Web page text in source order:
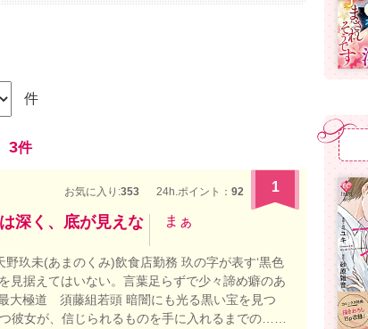
件
3件
お気に入り:353 24h.ポイント： 92 1
深く、底が見えな
まぁ
野玖未(あまのくみ)飲食店勤務 玖の字が表す‘黒色
見据えてはいない。言葉足らずで少々諦め癖のあ
大極道 須藤組若頭 暗闇にも光る黒い宝を見つ
彼女が、信じられるものを手に入れるまでの……